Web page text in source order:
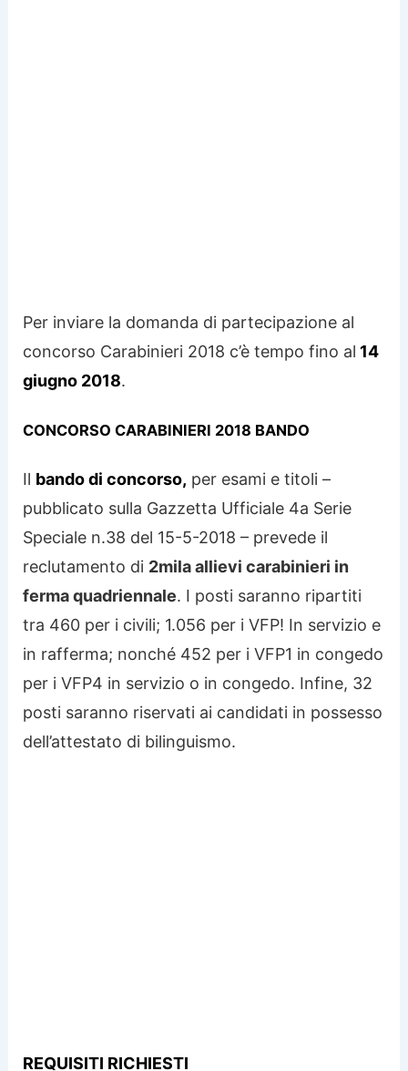
Per inviare la domanda di partecipazione al
concorso Carabinieri 2018 c’è tempo fino al 14
giugno 2018.
CONCORSO CARABINIERI 2018 BANDO
Il bando di concorso, per esami e titoli –
pubblicato sulla Gazzetta Ufficiale 4a Serie
Speciale n.38 del 15-5-2018 – prevede il
reclutamento di 2mila allievi carabinieri in
ferma quadriennale. I posti saranno ripartiti
tra 460 per i civili; 1.056 per i VFP! In servizio e
in rafferma; nonché 452 per i VFP1 in congedo
per i VFP4 in servizio o in congedo. Infine, 32
posti saranno riservati ai candidati in possesso
dell’attestato di bilinguismo.
REQUISITI RICHIESTI